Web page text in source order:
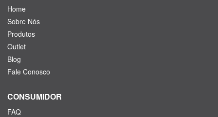
Home
Sobre Nós
Produtos
Outlet
Blog
Fale Conosco
CONSUMIDOR
FAQ